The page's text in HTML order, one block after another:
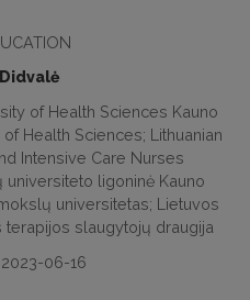
of Health Sciences Kauno
Health Sciences; Lithuanian
Intensive Care Nurses
ligoninė Kauno
universitetas; Lietuvos
slaugytojų draugija
06-16